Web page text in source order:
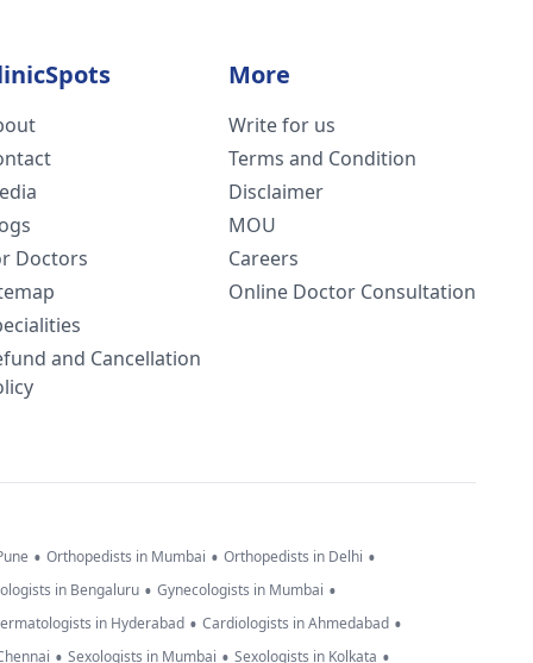
Doctors
and Cancellation
More
Write for us
Terms and Condition
Disclaimer
MOU
Careers
Online Doctor Consultation
• Orthopedists in Mumbai • Orthopedists in Delhi •
in Bengaluru • Gynecologists in Mumbai •
in Hyderabad • Cardiologists in Ahmedabad •
• Sexologists in Mumbai • Sexologists in Kolkata •